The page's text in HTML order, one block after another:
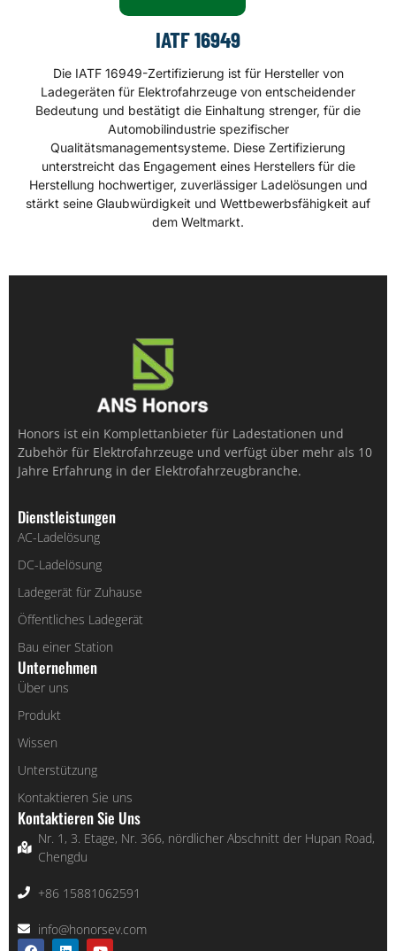
IATF 16949
Die IATF 16949-Zertifizierung ist für Hersteller von
Ladegeräten für Elektrofahrzeuge von entscheidender
Bedeutung und bestätigt die Einhaltung strenger, für die
Automobilindustrie spezifischer
Qualitätsmanagementsysteme. Diese Zertifizierung
unterstreicht das Engagement eines Herstellers für die
Herstellung hochwertiger, zuverlässiger Ladelösungen und
stärkt seine Glaubwürdigkeit und Wettbewerbsfähigkeit auf
dem Weltmarkt.
Honors ist ein Komplettanbieter für Ladestationen und
Zubehör für Elektrofahrzeuge und verfügt über mehr als 10
Jahre Erfahrung in der Elektrofahrzeugbranche.
Dienstleistungen
AC-Ladelösung
DC-Ladelösung
Ladegerät für Zuhause
Öffentliches Ladegerät
Bau einer Station
Unternehmen
Über uns
Produkt
Wissen
Unterstützung
Kontaktieren Sie uns
Kontaktieren Sie Uns
Nr. 1, 3. Etage, Nr. 366, nördlicher Abschnitt der Hupan Road,
Chengdu
+86 15881062591
info@honorsev.com